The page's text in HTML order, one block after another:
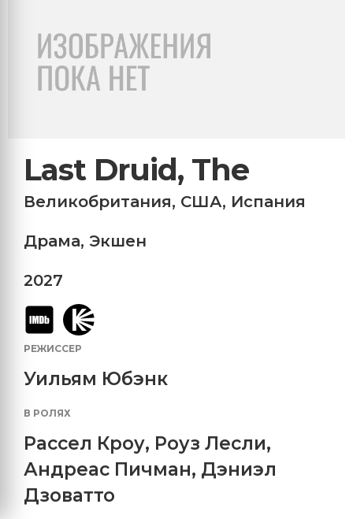
Last Druid, The
Великобритания, США, Испания
Драма, Экшен
2027
РЕЖИССЕР
Уильям Юбэнк
В РОЛЯХ
Рассел Кроу, Роуз Лесли,
Андреас Пичман, Дэниэл
Дзоватто